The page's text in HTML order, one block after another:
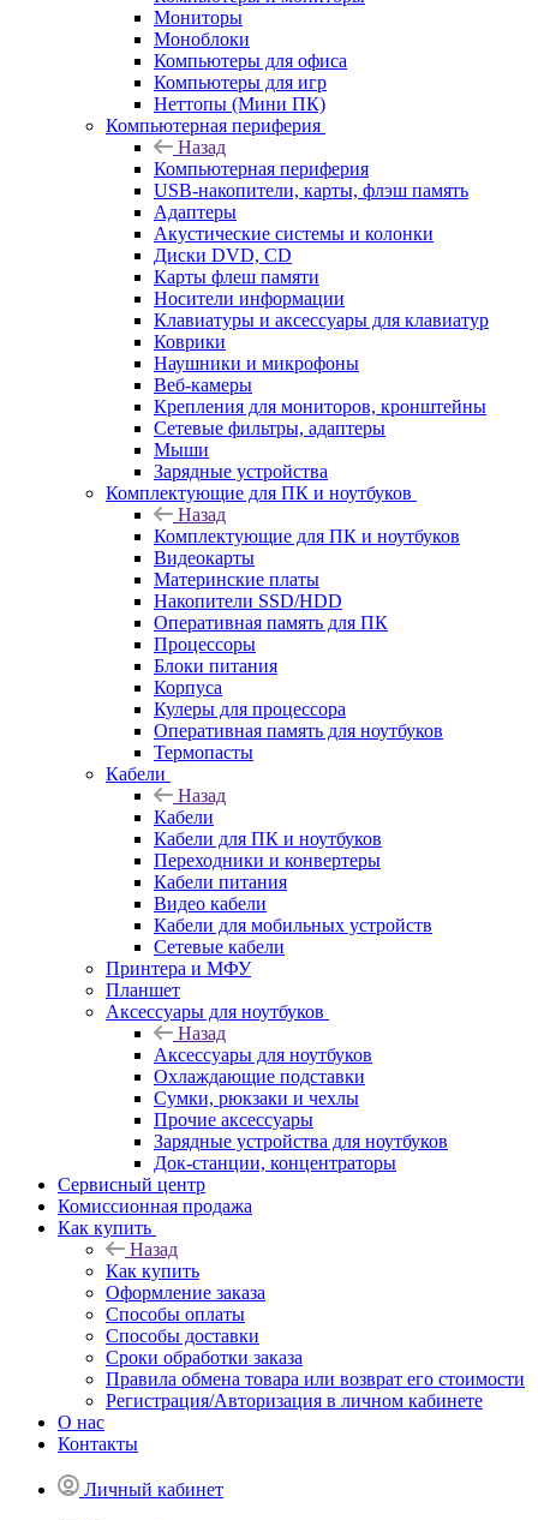
Мониторы
Моноблоки
Компьютеры для офиса
Компьютеры для игр
Неттопы (Мини ПК)
Компьютерная периферия
Назад
Компьютерная периферия
USB-накопители, карты, флэш память
Адаптеры
Акустические системы и колонки
Диски DVD, CD
Карты флеш памяти
Носители информации
Клавиатуры и аксессуары для клавиатур
Коврики
Наушники и микрофоны
Веб-камеры
Крепления для мониторов, кронштейны
Сетевые фильтры, адаптеры
Мыши
Зарядные устройства
Комплектующие для ПК и ноутбуков
Назад
Комплектующие для ПК и ноутбуков
Видеокарты
Материнские платы
Накопители SSD/HDD
Оперативная память для ПК
Процессоры
Блоки питания
Корпуса
Кулеры для процессора
Оперативная память для ноутбуков
Термопасты
Кабели
Назад
Кабели
Кабели для ПК и ноутбуков
Переходники и конвертеры
Кабели питания
Видео кабели
Кабели для мобильных устройств
Сетевые кабели
Принтера и МФУ
Планшет
Аксессуары для ноутбуков
Назад
Аксессуары для ноутбуков
Охлаждающие подставки
Сумки, рюкзаки и чехлы
Прочие аксессуары
Зарядные устройства для ноутбуков
Док-станции, концентраторы
Сервисный центр
Комиссионная продажа
Как купить
Назад
Как купить
Оформление заказа
Способы оплаты
Способы доставки
Сроки обработки заказа
Правила обмена товара или возврат его стоимости
Регистрация/Авторизация в личном кабинете
О нас
Контакты
Личный кабинет